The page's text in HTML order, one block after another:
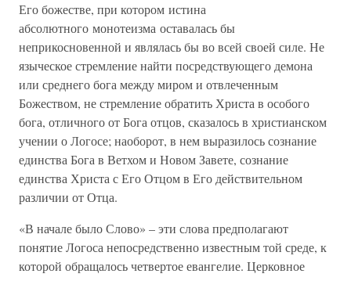
Его божестве, при котором истина
абсолютного монотеизма оставалась бы
неприкосновенной и являлась бы во всей своей силе. Не
языческое стремление найти посредствующего демона
или среднего бога между миром и отвлеченным
Божеством, не стремление обратить Христа в особого
бога, отличного от Бога отцов, сказалось в христианском
учении о Логосе; наоборот, в нем выразилось сознание
единства Бога в Ветхом и Новом Завете, сознание
единства Христа с Его Отцом в Его действительном
различии от Отца.
«В начале было Слово» – эти слова предполагают
понятие Логоса непосредственно известным той среде, к
которой обращалось четвертое евангелие. Церковное